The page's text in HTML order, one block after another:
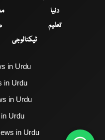
دنیا
تعلیم
ٹیکنالوجی
in Urdu
in Urdu
in Urdu
Urdu
in Urdu